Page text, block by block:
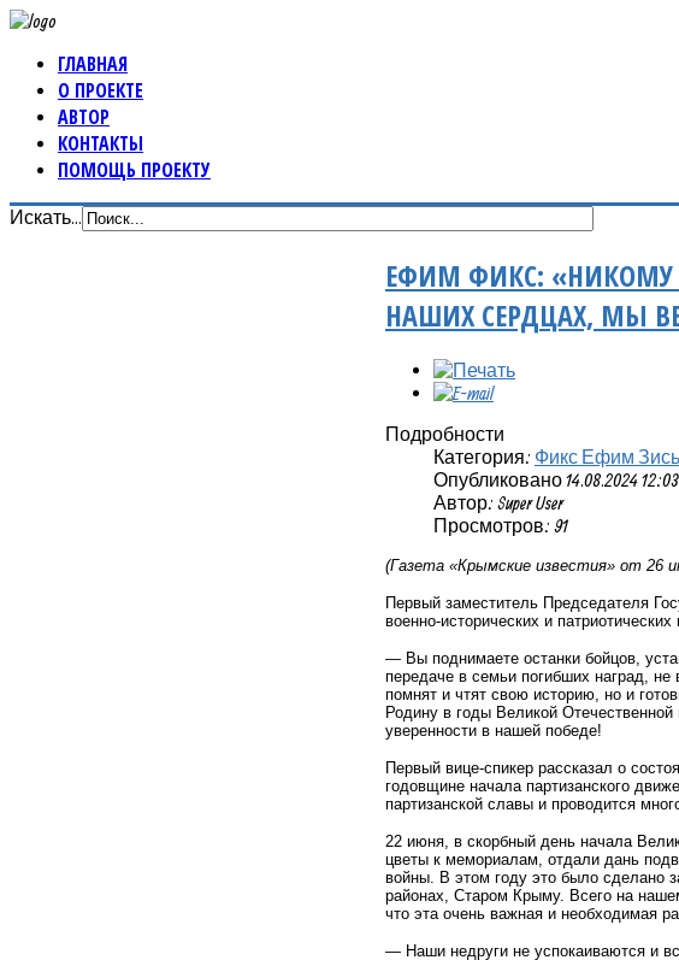
ГЛАВНАЯ
О ПРОЕКТЕ
АВТОР
КОНТАКТЫ
ПОМОЩЬ ПРОЕКТУ
Искать...
ЕФИМ ФИКС: «НИКОМУ
НАШИХ СЕРДЦАХ, МЫ
Подробности
Категория: Фикс Ефим
Опубликовано 14.08.2024 12:03
Автор: Super User
Просмотров: 91
(Газета «Крымские известия» от 26
Первый заместитель Председателя
военно-исторических и
— Вы поднимаете останки бойцов,
передаче в семьи погибших наград,
помнят и чтят свою историю, но и
Родину в годы Великой
уверенности в нашей победе!
Первый вице-спикер рассказал о
годовщине начала партизанского
партизанской славы и проводится
22 июня, в скорбный день начала
цветы к мемориалам, отдали дань
войны. В этом году это было сделано
районах, Старом Крыму. Всего на
что эта очень важная и необходимая
— Наши недруги не успокаиваются и